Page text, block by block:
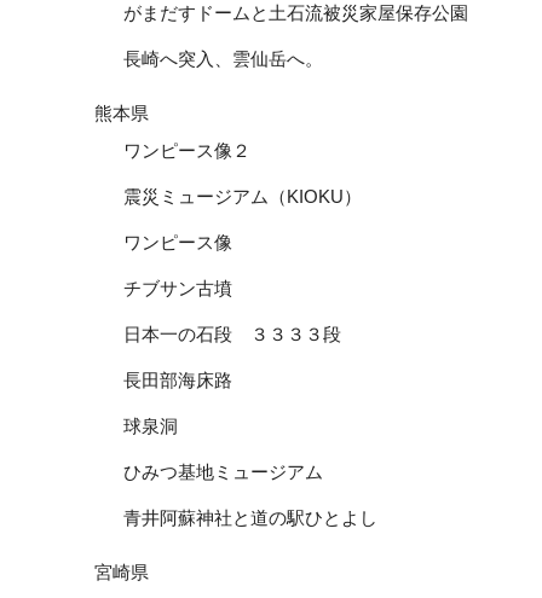
がまだすドームと土石流被災家屋保存公園
長崎へ突入、雲仙岳へ。
熊本県
ワンピース像２
震災ミュージアム（KIOKU）
ワンピース像
チブサン古墳
日本一の石段 ３３３３段
長田部海床路
球泉洞
ひみつ基地ミュージアム
青井阿蘇神社と道の駅ひとよし
宮崎県